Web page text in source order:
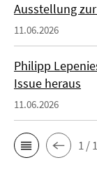
Ausstellung
11.06.2026
Philipp
Issue heraus
11.06.2026
1 /